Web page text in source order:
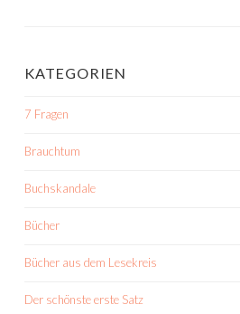
KATEGORIEN
7 Fragen
Brauchtum
Buchskandale
Bücher
Bücher aus dem Lesekreis
Der schönste erste Satz